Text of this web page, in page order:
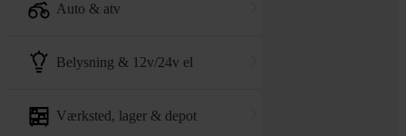
auto & atv
belysning & 12v/24v el
værksted, lager & depot